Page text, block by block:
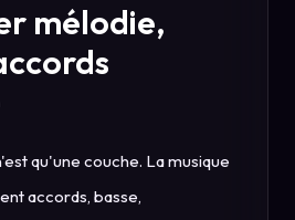
mélodie,
qu'une couche. La musique
accords, basse,